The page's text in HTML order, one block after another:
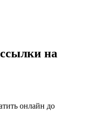
на
онлайн до